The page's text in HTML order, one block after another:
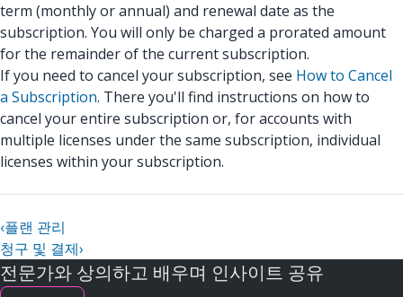
term (monthly or annual) and renewal date as the
subscription. You will only be charged a prorated amount
for the remainder of the current subscription.
If you need to cancel your subscription, see How to Cancel
a Subscription. There you'll find instructions on how to
cancel your entire subscription or, for accounts with
multiple licenses under the same subscription, individual
licenses within your subscription.
‹플랜 관리
청구 및 결제›
전문가와 상의하고 배우며 인사이트 공유